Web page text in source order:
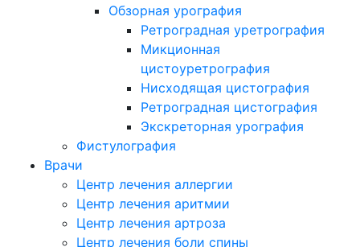
Обзорная урография
Ретроградная уретрография
Микционная
цистоуретрография
Нисходящая цистография
Ретроградная цистография
Экскреторная урография
Фистулография
Врачи
Центр лечения аллергии
Центр лечения аритмии
Центр лечения артроза
Центр лечения боли спины